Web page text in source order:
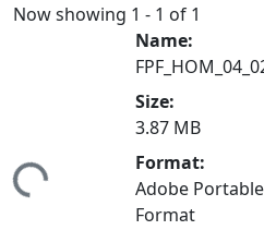
Now showing 1 - 1 of 1
Name:
Size:
3.87 MB
Format:
Adobe
Format